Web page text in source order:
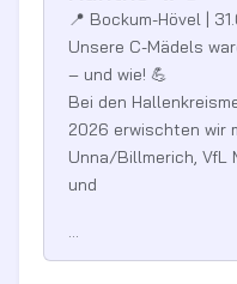
📍 Bockum-Hövel |
Unsere C-Mädels
– und wie! 💪
Bei den
2026 erwischten wir
Unna/Billmerich, VfL
und
...